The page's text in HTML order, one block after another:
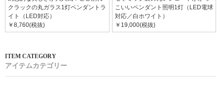
クラックの丸ガラス1灯ペンダントラ
イト（LED対応）
￥8,760(税抜)
こいいペンダント照明1灯（LED電球
対応／白ホワイト）
￥19,000(税抜)
アイテムカテゴリー